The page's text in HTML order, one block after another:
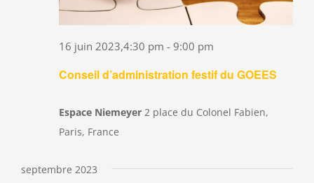
Conseil d’administration festif du GOEES
16 juin 2023,4:30 pm -9:00 pm
Espace Niemeyer 2 place du Colonel Fabien,
Paris, France
septembre 2023